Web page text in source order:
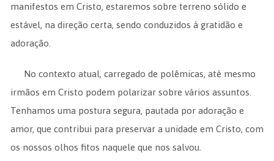
manifestos em Cristo, estaremos sobre terreno sólido e
estável, na direção certa, sendo conduzidos à gratidão e
adoração.
No contexto atual, carregado de polêmicas, até mesmo
irmãos em Cristo podem polarizar sobre vários assuntos.
Tenhamos uma postura segura, pautada por adoração e
amor, que contribui para preservar a unidade em Cristo, com
os nossos olhos fitos naquele que nos salvou.